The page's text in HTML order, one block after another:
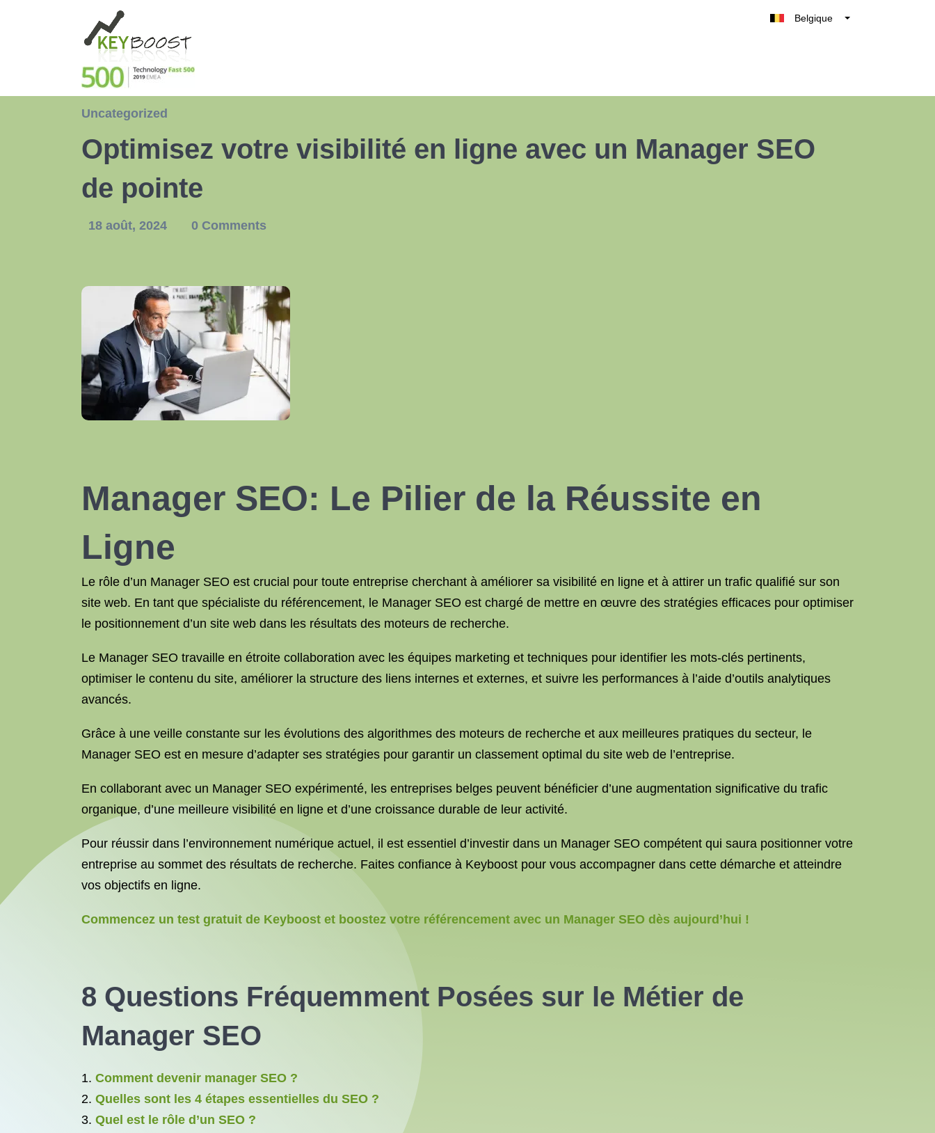
Belgique
España
Uncategorized
Optimisez votre visibilité en ligne avec un Manager SEO
de pointe
18 août, 2024 0 Comments
Manager SEO: Le Pilier de la Réussite en
Ligne
Le rôle d’un Manager SEO est crucial pour toute entreprise cherchant à améliorer sa visibilité en ligne et à attirer un trafic qualifié sur son
site web. En tant que spécialiste du référencement, le Manager SEO est chargé de mettre en œuvre des stratégies efficaces pour optimiser
le positionnement d’un site web dans les résultats des moteurs de recherche.
Le Manager SEO travaille en étroite collaboration avec les équipes marketing et techniques pour identifier les mots-clés pertinents,
optimiser le contenu du site, améliorer la structure des liens internes et externes, et suivre les performances à l’aide d’outils analytiques
avancés.
Grâce à une veille constante sur les évolutions des algorithmes des moteurs de recherche et aux meilleures pratiques du secteur, le
Manager SEO est en mesure d’adapter ses stratégies pour garantir un classement optimal du site web de l’entreprise.
En collaborant avec un Manager SEO expérimenté, les entreprises belges peuvent bénéficier d’une augmentation significative du trafic
organique, d’une meilleure visibilité en ligne et d’une croissance durable de leur activité.
Pour réussir dans l’environnement numérique actuel, il est essentiel d’investir dans un Manager SEO compétent qui saura positionner votre
entreprise au sommet des résultats de recherche. Faites confiance à Keyboost pour vous accompagner dans cette démarche et atteindre
vos objectifs en ligne.
Commencez un test gratuit de Keyboost et boostez votre référencement avec un Manager SEO dès aujourd’hui !
8 Questions Fréquemment Posées sur le Métier de
Manager SEO
Comment devenir manager SEO ?
Quelles sont les 4 étapes essentielles du SEO ?
Quel est le rôle d’un SEO ?